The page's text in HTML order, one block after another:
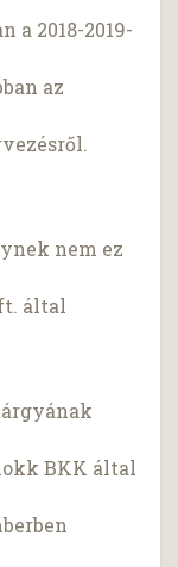
2018-2019-
az
nem ez
által
BKK által